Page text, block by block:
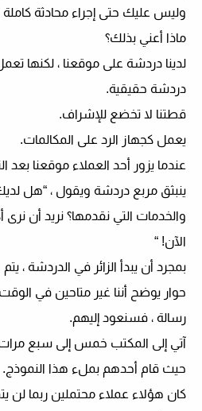
وليس عليك حتى إجراء محادثة
ماذا أعني بذلك؟
لدينا دردشة على موقعنا ، لكنها
دردشة حقيقية.
قطتنا لا تخضع للإشراف.
يعمل كجهاز الرد على المكالمات.
عندما يزور أحد العملاء موقعنا
ينبثق مربع دردشة ويقول ، “هل
والخدمات التي نقدمها؟ نريد أن
الآن! “
بمجرد أن يبدأ الزائر في الدردشة ،
حوار يوضح أننا غير متاحين في الوقت
رسالة ، فسنعود إليهم.
آتي إلى المكتب خمس إلى سبع
حيث قام أحدهم بملء هذا النموذج.
كان هؤلاء عملاء محتملين ربما لن